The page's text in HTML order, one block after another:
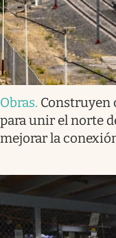
Obras. Construyen
para unir el norte
mejorar la